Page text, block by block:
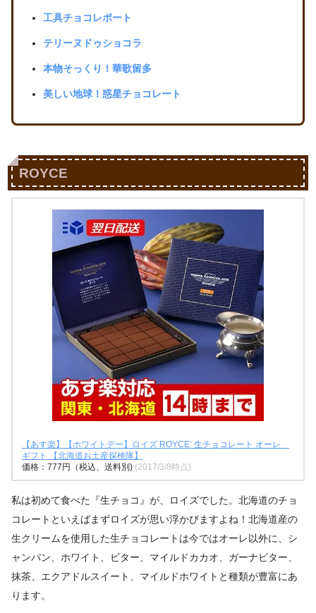
工具チョコレポート
テリーヌドゥショコラ
本物そっくり！華歌留多
美しい地球！惑星チョコレート
ROYCE
【あす楽】【ホワイトデー】ロイズ ROYCE’ 生チョコレート オーレ
ギフト 【北海道お土産探検隊】
価格：777円（税込、送料別) (2017/3/8時点)
私は初めて食べた『生チョコ』が、ロイズでした。北海道のチョ
コレートといえばまずロイズが思い浮かびますよね！北海道産の
生クリームを使用した生チョコレートは今ではオーレ以外に、シ
ャンパン、ホワイト、ビター、マイルドカカオ、ガーナビター、
抹茶、エクアドルスイート、マイルドホワイトと種類が豊富にあ
ります。